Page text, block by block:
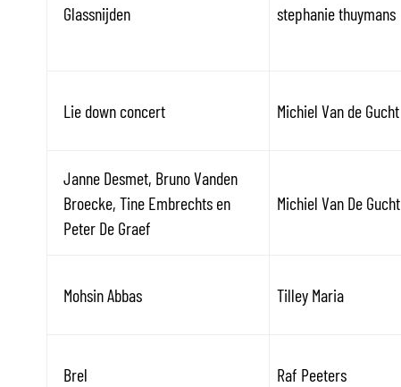
Glassnijden stephanie thuymans
Lie down concert Michiel Van de Gucht
Janne Desmet, Bruno Vanden
Broecke, Tine Embrechts en
Peter De Graef
Michiel Van De Gucht
Mohsin Abbas Tilley Maria
Brel Raf Peeters